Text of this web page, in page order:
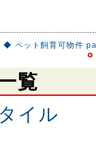
ペット飼育可物件
覧
イル